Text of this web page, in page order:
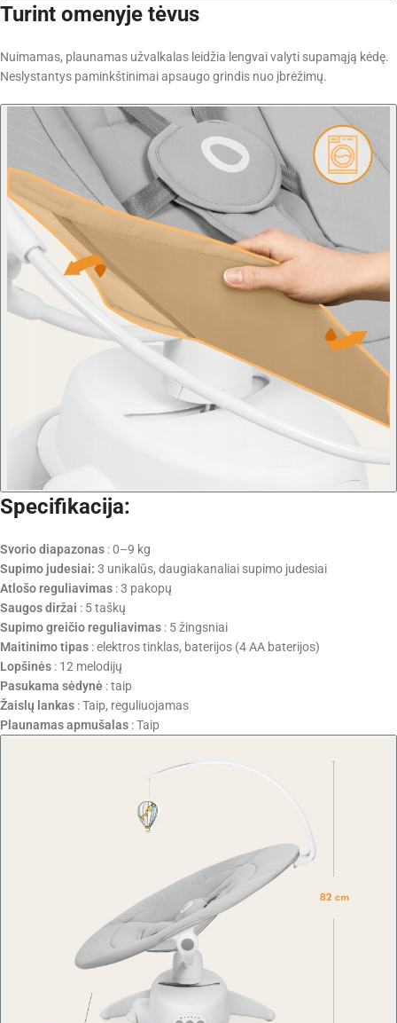
Turint omenyje tėvus
Nuimamas, plaunamas užvalkalas leidžia lengvai valyti supamąją kėdę.
Neslystantys paminkštinimai apsaugo grindis nuo įbrėžimų.
Specifikacija:
Svorio diapazonas : 0–9 kg
Supimo judesiai: 3 unikalūs, daugiakanaliai supimo judesiai
Atlošo reguliavimas : 3 pakopų
Saugos diržai : 5 taškų
Supimo greičio reguliavimas : 5 žingsniai
Maitinimo tipas : elektros tinklas, baterijos (4 AA baterijos)
Lopšinės : 12 melodijų
Pasukama sėdynė : taip
Žaislų lankas : Taip, reguliuojamas
Plaunamas apmušalas : Taip